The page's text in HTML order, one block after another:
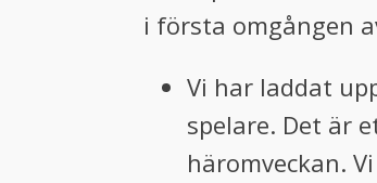
i första omgången
Vi har laddat
spelare. Det är
häromveckan.